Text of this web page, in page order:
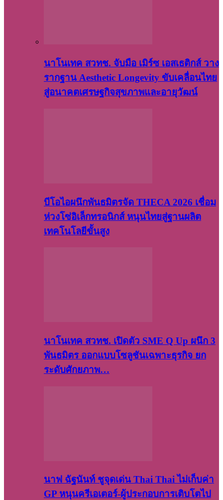
นาโนเทค สวทช. จับมือ เมิร์ซ เอสเธติกส์ วาง
รากฐาน Aesthetic Longevity ขับเคลื่อนไทย
สู่อนาคตเศรษฐกิจสุขภาพและอายุวัฒน์
บีโอไอผนึกพันธมิตรจัด THECA 2026 เชื่อม
ห่วงโซ่อิเล็กทรอนิกส์ หนุนไทยสู่ฐานผลิต
เทคโนโลยีขั้นสูง
นาโนเทค สวทช. เปิดตัว SME Q Up ผนึก 3
พันธมิตร ออกแบบโซลูชันเฉพาะธุรกิจ ยก
ระดับศักยภาพ…
นาฟ ฉัฐนันท์ ชูจุดเด่น Thai Thai ไม่เก็บค่า
GP หนุนครีเอเตอร์-ผู้ประกอบการเติบโตไป